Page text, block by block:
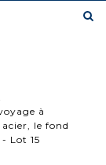
à
le fond
Lot 15